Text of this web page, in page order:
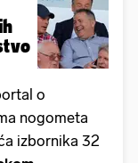
o
nogometa
izbornika 32